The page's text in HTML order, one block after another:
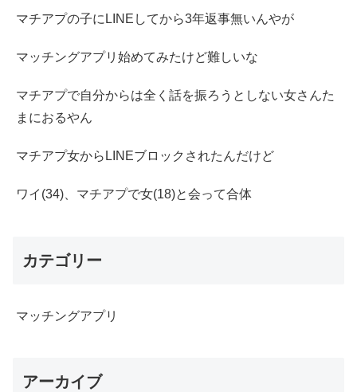
マチアプの子にLINEしてから3年返事無いんやが
マッチングアプリ始めてみたけど難しいな
マチアプで自分からは全く話を振ろうとしない女さんた
まにおるやん
マチアプ女からLINEブロックされたんだけど
ワイ(34)、マチアプで女(18)と会って合体
カテゴリー
マッチングアプリ
アーカイブ